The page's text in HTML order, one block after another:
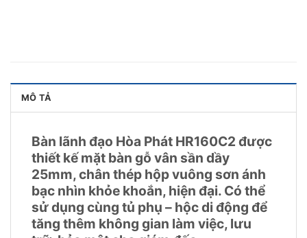
MÔ TẢ
Bàn lãnh đạo Hòa Phát HR160C2 được
thiết kế mặt bàn gỗ vân sần dầy
25mm, chân thép hộp vuông sơn ánh
bạc nhìn khỏe khoắn, hiện đại. Có thể
sử dụng cùng tủ phụ – hộc di động để
tăng thêm không gian làm việc, lưu